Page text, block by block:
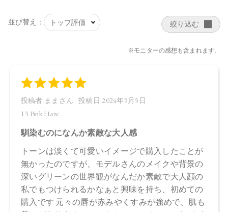
Ａｌ、アオモジ果実油、オプンチアフィクスインジカ種子
油、ホホバ種子油、ローズマリー葉油、オリーブ果実油、カ
・14 Cashmere Nude
トリイソステアリン酸ポリグリセリル－２、トリ（カプリル
酸／カプリン酸）グリセリル、ダイマージリノール酸（フィ
トステリル／イソステアリル／セチル／ステアリル／ベヘニ
マワリ種子ロウ、シリカ、キャンデリラロウエキス、キャン
デリラロウ炭化水素、セスキイソステアリン酸ソルビタン、
ラベンダー油、ニオイテンジクアオイ油、ベルガモット果皮
油、ミツロウ、イランイラン花油、トコフェロール、水酸化
Ａｌ、アオモジ果実油、オプンチアフィクスインジカ種子
油、ホホバ種子油、ローズマリー葉油、オリーブ果実油、カ
ニナバラ果実油、マイカ、酸化チタン、黄４、赤２０２、酸